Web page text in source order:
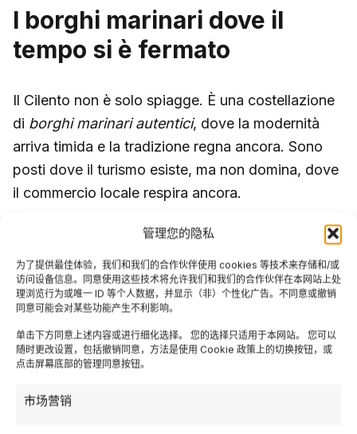
管理您的隐私
为了提供最佳体验，我们和我们的合作伙伴使用 cookies 等技术来存储和/或
访问设备信息。同意使用这些技术将允许我们和我们的合作伙伴在本网站上处
理浏览行为或唯一 ID 等个人数据，并显示（非）个性化广告。不同意或撤销
同意可能会对某些功能产生不利影响。
单击下方同意上述内容或进行细化选择。 您的选择只适用于本网站。 您可以
随时更改设置，包括撤销同意，方法是使用 Cookie 政策上的切换按钮，或
点击屏幕底部的管理同意按钮。
市场营销
I borghi marinari dove il
tempo si è fermato
Il Cilento non è solo spiagge. È una costellazione
di borghi marinari autentici, dove la modernità
arriva timida e la tradizione regna ancora. Sono
posti dove il turismo esiste, ma non domina, dove
il commercio locale respira ancora.
storico
Non è esattamente un borgo, ma Salerno è la
porta del Cilento ed è straordinariamente
sottovalutata rispetto ai luoghi più celebri della
Trieste, il Duomo, la piazza animata—tutto ha